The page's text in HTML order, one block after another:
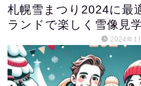
札幌雪まつり2024に最
ランドで楽しく雪像見
2024年1